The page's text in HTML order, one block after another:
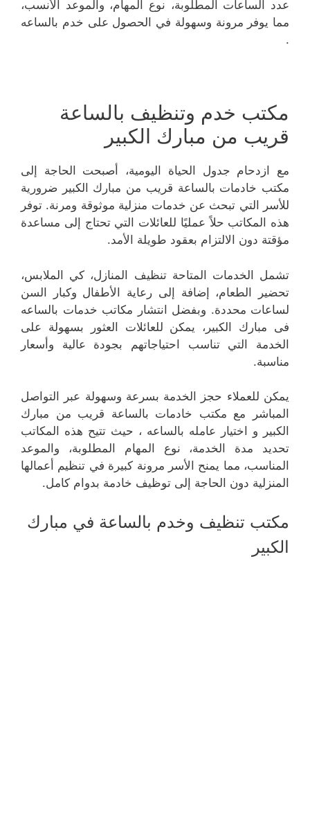
عدد الساعات المطلوبة، نوع المهام، والموعد الأنسب،
مما يوفر مرونة وسهولة في الحصول على خدم بالساعه
.
مكتب خدم وتنظيف بالساعة
قريب من مبارك الكبير
مع ازدحام جدول الحياة اليومية، أصبحت الحاجة إلى
مكتب خادمات بالساعة قريب من مبارك الكبير ضرورية
للأسر التي تبحث عن خدمات منزلية موثوقة ومرنة. توفر
هذه المكاتب حلاً عمليًا للعائلات التي تحتاج إلى مساعدة
مؤقتة دون الالتزام بعقود طويلة الأمد.
تشمل الخدمات المتاحة تنظيف المنازل، كي الملابس،
تحضير الطعام، إضافة إلى رعاية الأطفال وكبار السن
لساعات محددة. وبفضل انتشار مكاتب خدمات بالساعه
فى مبارك الكبير، يمكن للعائلات العثور بسهولة على
الخدمة التي تناسب احتياجاتهم بجودة عالية وأسعار
مناسبة.
يمكن للعملاء حجز الخدمة بسرعة وسهولة عبر التواصل
المباشر مع مكتب خادمات بالساعة قريب من مبارك
الكبير و اختيار عامله بالساعه ، حيث تتيح هذه المكاتب
تحديد مدة الخدمة، نوع المهام المطلوبة، والموعد
المناسب، مما يمنح الأسر مرونة كبيرة في تنظيم أعمالها
المنزلية دون الحاجة إلى توظيف خادمة بدوام كامل.
مكتب تنظيف وخدم بالساعة في مبارك
الكبير